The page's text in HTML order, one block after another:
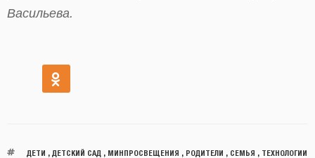
Васильева.
ДЕТИ , ДЕТСКИЙ САД , МИНПРОСВЕЩЕНИЯ , РОДИТЕЛИ , СЕМЬЯ , ТЕХНОЛОГИИ